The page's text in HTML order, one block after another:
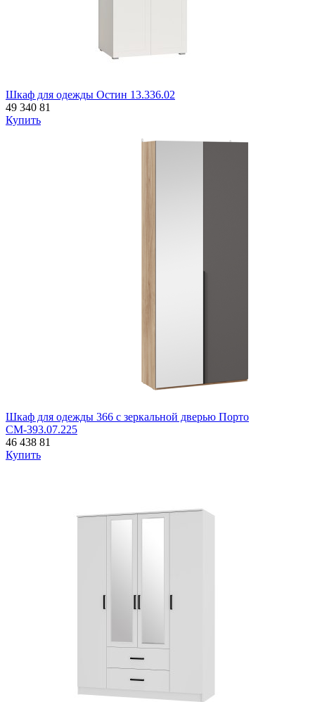
Шкаф для одежды Остин 13.336.02
49 340 81
Купить
Шкаф для одежды 366 с зеркальной дверью Порто
СМ-393.07.225
46 438 81
Купить